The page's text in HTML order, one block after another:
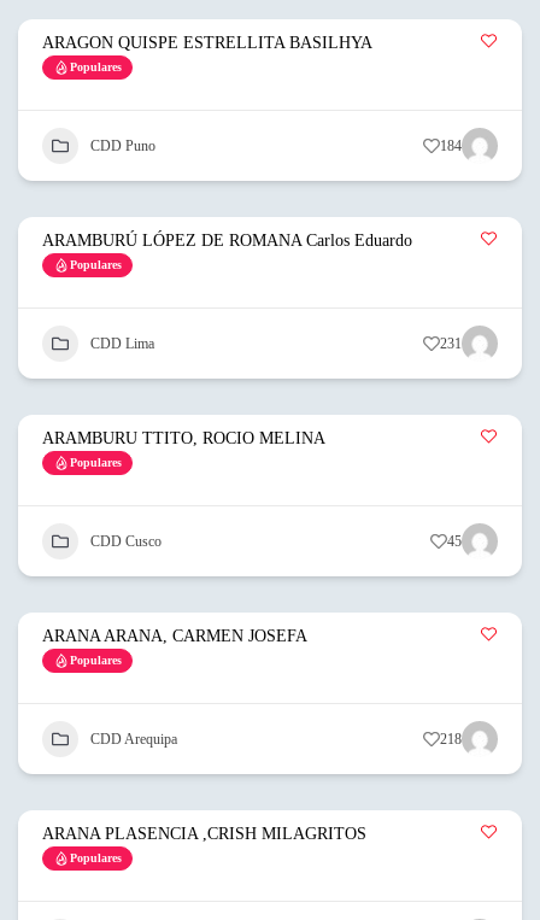
ARAGON QUISPE ESTRELLITA BASILHYA
Populares
CDD Puno 184
ARAMBURÚ LÓPEZ DE ROMANA Carlos Eduardo
Populares
CDD Lima 231
ARAMBURU TTITO, ROCIO MELINA
Populares
CDD Cusco 45
ARANA ARANA, CARMEN JOSEFA
Populares
CDD Arequipa 218
ARANA PLASENCIA ,CRISH MILAGRITOS
Populares